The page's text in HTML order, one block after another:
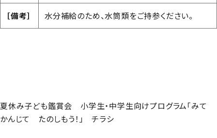
［備考］ 水分補給のため、水筒類をご持参ください。
夏休み子ども鑑賞会 小学生・中学生向けプログラム「みて
かんじて たのしもう！」 チラシ